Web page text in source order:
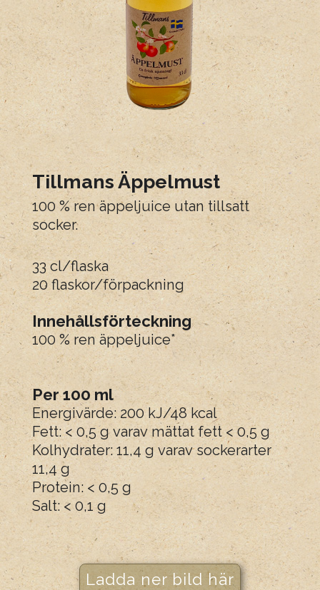
Tillmans Äppelmust
100 % ren äppeljuice utan tillsatt
socker.
33 cl/flaska
20 flaskor/förpackning
Innehållsförteckning
100 % ren äppeljuice*
Per 100 ml
Energivärde: 200 kJ/48 kcal
Fett: < 0,5 g varav mättat fett < 0,5 g
Kolhydrater: 11,4 g varav sockerarter
11,4 g
Protein: < 0,5 g
Salt: < 0,1 g
Ladda ner bild här